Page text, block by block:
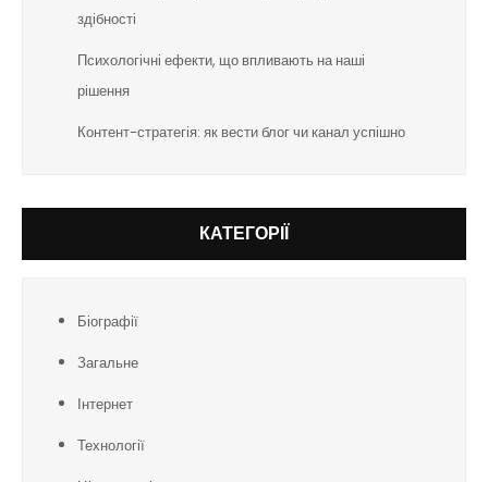
здібності
Психологічні ефекти, що впливають на наші
рішення
Контент-стратегія: як вести блог чи канал успішно
КАТЕГОРІЇ
Біографії
Загальне
Інтернет
Технології